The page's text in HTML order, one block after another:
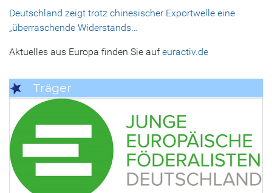
Deutschland zeigt trotz chinesischer Exportwelle eine
„überraschende Widerstands…
Aktuelles aus Europa finden Sie aufeuractiv.de
Träger